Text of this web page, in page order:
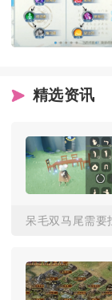
精选资讯